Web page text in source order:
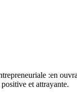
:en
et attrayante.